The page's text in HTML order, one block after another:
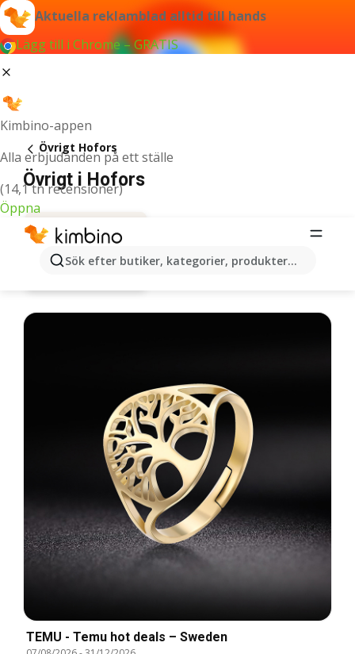
Aktuella reklamblad alltid till hands
Lägg till i Chrome – GRATIS
Kimbino-appen
Alla erbjudanden på ett ställe
(14,1 tn recensioner)
Öppna
Sök efter butiker, kategorier, produkter...
Övrigt Hofors
Övrigt i Hofors
TEMU - Temu hot deals – Sweden